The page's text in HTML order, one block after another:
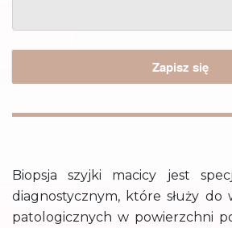
Biopsja szyjki macicy jest
diagnostycznym, które służy do
patologicznych w powierzchni